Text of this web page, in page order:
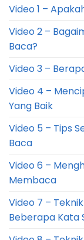
Video 1 –
Video 2 –
Baca?
Video 3 –
Video 4 –
Yang Baik
Video 5 – Tips
Baca
Video 6 –
Membaca
Video 7 –
Beberapa Kata